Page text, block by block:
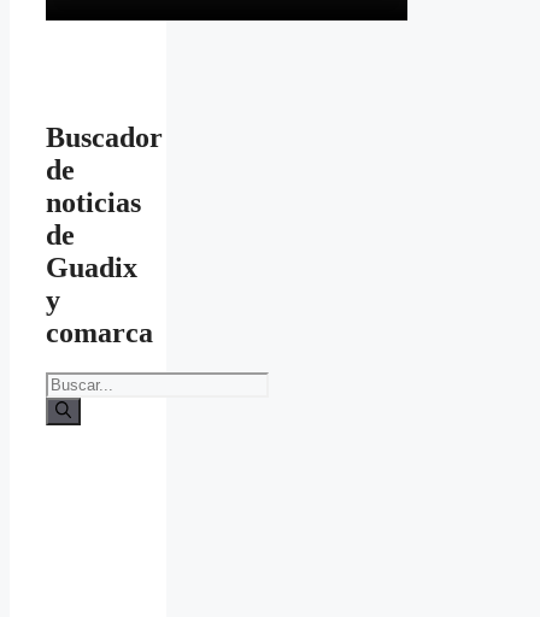
Buscador
de
noticias
de
Guadix
y
comarca
Buscar: